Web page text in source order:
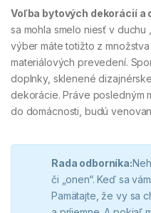
Voľba bytových dekorácií a
sa mohla smelo niesť v duchu
výber máte totižto z
materiálových prevedení.
doplnky, sklenené
dekorácie. Práve posledným
do domácnosti, budú
Rada odborníka:
či „onen“. Keď sa
Pamätajte, že vy sa